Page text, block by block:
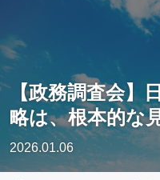
【政務調査会】
略は、根本的な
2026.01.06